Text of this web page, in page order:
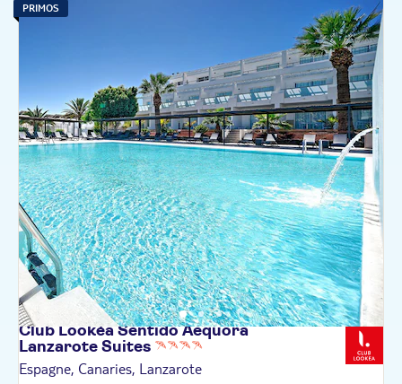
PRIMOS
Club Lookéa Sentido Aequora
Lanzarote Suites
Espagne, Canaries, Lanzarote